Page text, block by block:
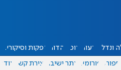
ונדל"ן דעות אוכל יהדות הפקות וסיקורים
ספורט פורומים אתר ישיבה יצירת קשר עוד